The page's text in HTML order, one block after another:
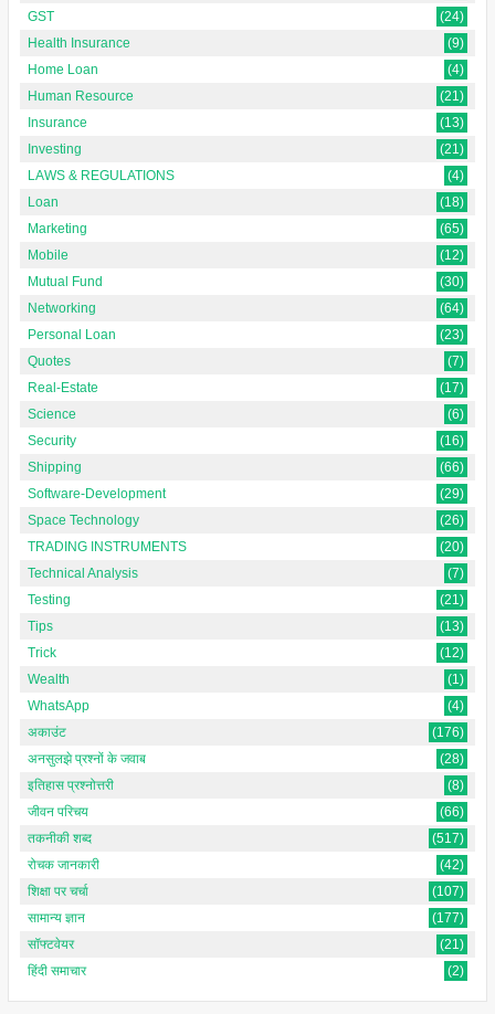
GST
(24)
Health Insurance
(9)
Home Loan
(4)
Human Resource
(21)
Insurance
(13)
Investing
(21)
LAWS & REGULATIONS
(4)
Loan
(18)
Marketing
(65)
Mobile
(12)
Mutual Fund
(30)
Networking
(64)
Personal Loan
(23)
Quotes
(7)
Real-Estate
(17)
Science
(6)
Security
(16)
Shipping
(66)
Software-Development
(29)
Space Technology
(26)
TRADING INSTRUMENTS
(20)
Technical Analysis
(7)
Testing
(21)
Tips
(13)
Trick
(12)
Wealth
(1)
WhatsApp
(4)
अकाउंट
(176)
अनसुलझे प्रश्नों के जवाब
(28)
इतिहास प्रश्नोत्तरी
(8)
जीवन परिचय
(66)
तकनीकी शब्द
(517)
रोचक जानकारी
(42)
शिक्षा पर चर्चा
(107)
सामान्य ज्ञान
(177)
सॉफ्टवेयर
(21)
हिंदी समाचार
(2)